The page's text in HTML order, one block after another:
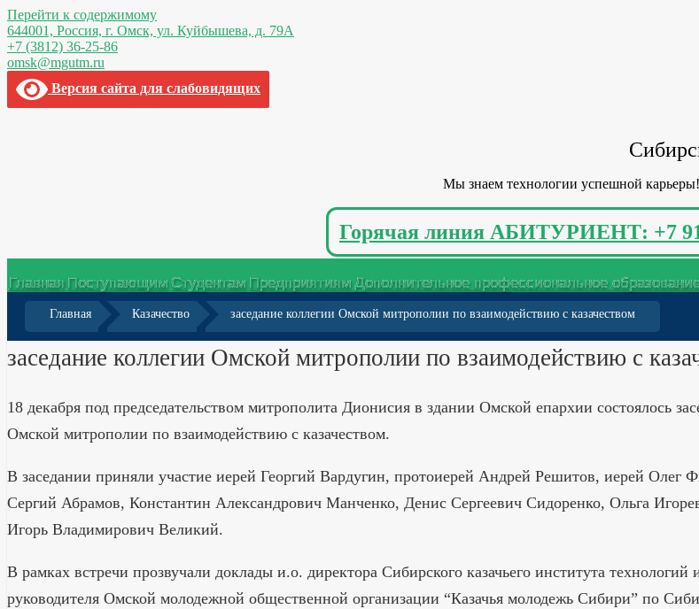
Перейти к содержимому
644001, Россия, г. Омск, ул. Куйбышева, д. 79А
+7 (3812) 36-25-86
omsk@mgutm.ru
Версия сайта для слабовидящих
Мы знаем технологии успешной карьеры!
Горячая линия АБИТУРИЕНТ: +7
Главная ПоступающимСтудентам ПредприятиямДополнительное профессиональное
Главная Казачество заседание коллегии Омской митрополии по взаимодействию с казачеством
заседание коллегии Омской митрополии по взаимодействию с
18 декабря под председательством митрополита Дионисия в здании Омской епархии состоялось
Омской митрополии по взаимодействию с казачеством.
В заседании приняли участие иерей Георгий Вардугин, протоиерей Андрей Решитов, иерей Олег
Сергий Абрамов, Константин Александрович Манченко, Денис Сергеевич Сидоренко, Ольга
Игорь Владимирович Великий.
В рамках встречи прозвучали доклады и.о. директора Сибирского казачьего института технологий
руководителя Омской молодежной общественной организации “Казачья молодежь Сибири” по